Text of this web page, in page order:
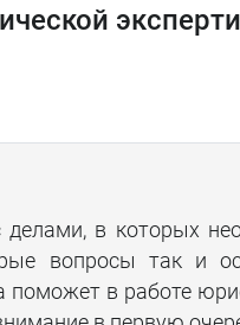
экспертизы
данные
в которых
вопросы так и
поможет в работе